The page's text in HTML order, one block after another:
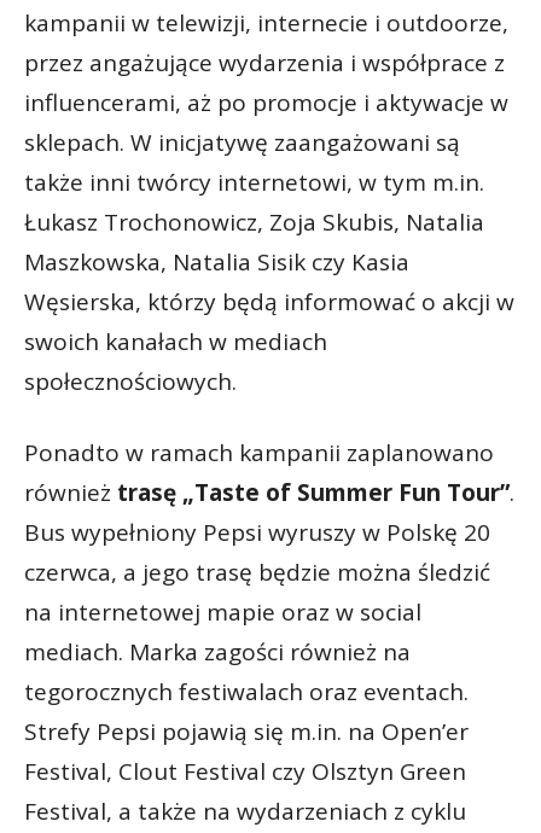
kampanii w telewizji, internecie i outdoorze,
przez angażujące wydarzenia i współprace z
influencerami, aż po promocje i aktywacje w
sklepach. W inicjatywę zaangażowani są
także inni twórcy internetowi, w tym m.in.
Łukasz Trochonowicz, Zoja Skubis, Natalia
Maszkowska, Natalia Sisik czy Kasia
Węsierska, którzy będą informować o akcji w
swoich kanałach w mediach
społecznościowych.
Ponadto w ramach kampanii zaplanowano
również trasę „Taste of Summer Fun Tour”.
Bus wypełniony Pepsi wyruszy w Polskę 20
czerwca, a jego trasę będzie można śledzić
na internetowej mapie oraz w social
mediach. Marka zagości również na
tegorocznych festiwalach oraz eventach.
Strefy Pepsi pojawią się m.in. na Open’er
Festival, Clout Festival czy Olsztyn Green
Festival, a także na wydarzeniach z cyklu